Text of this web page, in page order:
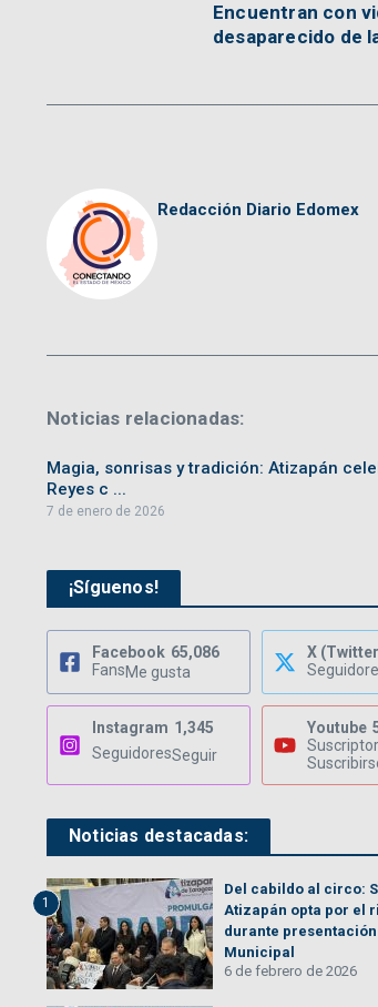
Encuentran con
desaparecido de
Redacción Diario Edomex
Noticias relacionadas:
Magia, sonrisas y tradición: Atizapán
Reyes c ...
7 de enero de 2026
¡Síguenos!
Facebook 65,086
FansMe gusta
X
Instagram 1,345
SeguidoresSeguir
Youtube
Noticias destacadas:
1
Del cabildo al circo:
Atizapán opta por el
durante
Municipal
6 de febrero de 2026